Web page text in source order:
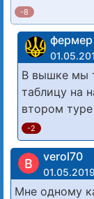
-8
фермер
В вышке мы
таблицу на
втором
-2
В verol70
Мне одному